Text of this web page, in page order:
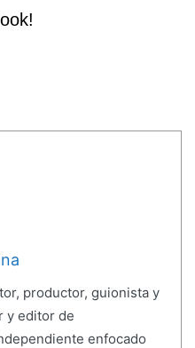
productor, guionista y
y editor de
enfocado